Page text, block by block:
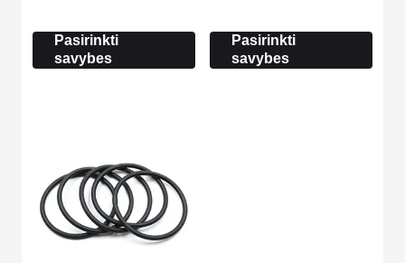
27.50 €
Pasirinkti
savybes
Pasirinkti
savybes